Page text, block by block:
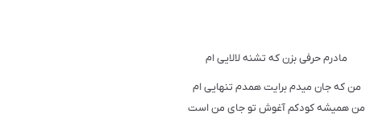
مادرم حرفی بزن که تشنه لالایی ام
من که جان میدم برایت همدم تنهایی ام
من همیشه کودکم آغوش تو جای من است